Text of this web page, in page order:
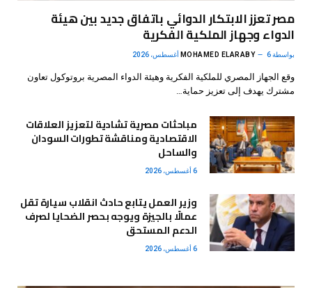
مصر تعزز الابتكار الدوائي باتفاق جديد بين هيئة
الدواء وجهاز الملكية الفكرية
بواسطة MOHAMED ELARABY 6 أغسطس، 2026
وقع الجهاز المصري للملكية الفكرية وهيئة الدواء المصرية بروتوكول تعاون
مشترك يهدف إلى تعزيز حماية…
مباحثات مصرية تشادية لتعزيز العلاقات
الاقتصادية ومناقشة تطورات السودان
والساحل
6 أغسطس، 2026
وزير العمل يتابع حادث انقلاب سيارة تقل
عمالًا بالجيزة ويوجه بحصر الضحايا لصرف
الدعم المستحق
6 أغسطس، 2026